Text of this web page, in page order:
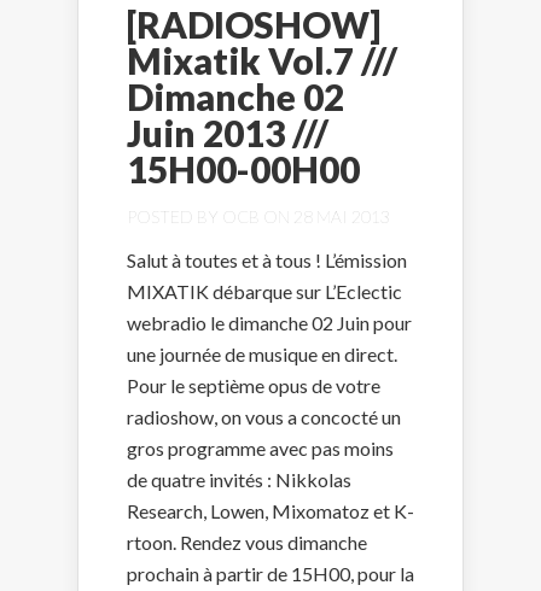
[RADIOSHOW]
Mixatik Vol.7 ///
Dimanche 02
Juin 2013 ///
15H00-00H00
POSTED BY OCB ON 28 MAI 2013
Salut à toutes et à tous ! L’émission
MIXATIK débarque sur L’Eclectic
webradio le dimanche 02 Juin pour
une journée de musique en direct.
Pour le septième opus de votre
radioshow, on vous a concocté un
gros programme avec pas moins
de quatre invités : Nikkolas
Research, Lowen, Mixomatoz et K-
rtoon. Rendez vous dimanche
prochain à partir de 15H00, pour la